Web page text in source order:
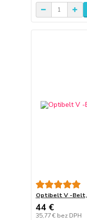
Optibelt V -Belt,
44 €
35,77 € bez DPH